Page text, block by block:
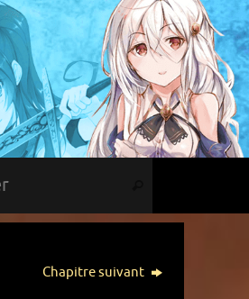
Chapitre suivant